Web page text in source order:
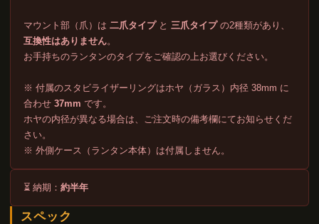
マウント部（爪）は 二爪タイプと 三爪タイプの2種類があり、
互換性はありません。
お手持ちのランタンのタイプをご確認の上お選びください。
※ 付属のスタビライザーリングはホヤ（ガラス）内径 38mm に
合わせ 37mm です。
ホヤの内径が異なる場合は、ご注文時の備考欄にてお知らせくだ
さい。
※ 外側ケース（ランタン本体）は付属しません。
⏳ 納期： 約半年
スペック